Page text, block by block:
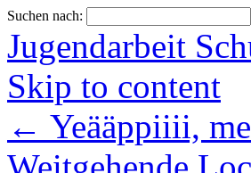
Suchen nach:
Jugendarbeit
Skip to content
← Yeääppiiii,